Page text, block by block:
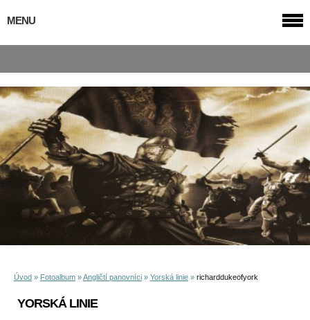
Úvod » Fotoalbum »Angličtí panovníci » Yorská linie » richarddukeofyork
YORSKÁ LINIE
MENU